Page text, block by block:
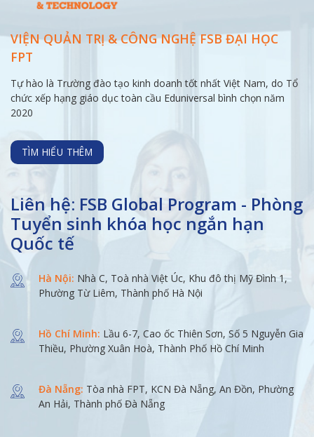
VIỆN QUẢN TRỊ & CÔNG NGHỆ FSB ĐẠI HỌC
FPT
Tự hào là Trường đào tạo kinh doanh tốt nhất Việt Nam, do Tổ
chức xếp hạng giáo dục toàn cầu Eduniversal bình chọn năm
2020
TÌM HIỂU THÊM
Liên hệ: FSB Global Program - Phòng
Tuyển sinh khóa học ngắn hạn
Quốc tế
Hà Nội: Nhà C, Toà nhà Việt Úc, Khu đô thị Mỹ Đình 1,
Phường Từ Liêm, Thành phố Hà Nội
Hồ Chí Minh: Lầu 6-7, Cao ốc Thiên Sơn, Số 5 Nguyễn Gia
Thiều, Phường Xuân Hoà, Thành Phố Hồ Chí Minh
Đà Nẵng: Tòa nhà FPT, KCN Đà Nẵng, An Đồn, Phường
An Hải, Thành phố Đà Nẵng